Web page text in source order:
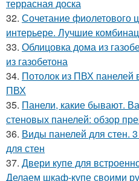
террасная доска
32. Сочетание фиолетового
интерьере. Лучшие
33. Облицовка дома из
из газобетона
34. Потолок из ПВХ панелей
ПВХ
35. Панели, какие бывают.
стеновых панелей: обзор
36. Виды панелей для стен.
для стен
37. Двери купе для
Делаем шкаф-купе своими